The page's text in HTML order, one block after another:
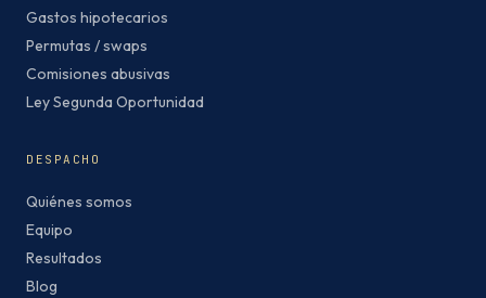
Gastos hipotecarios
Permutas / swaps
Comisiones abusivas
Ley Segunda Oportunidad
DESPACHO
Quiénes somos
Equipo
Resultados
Blog